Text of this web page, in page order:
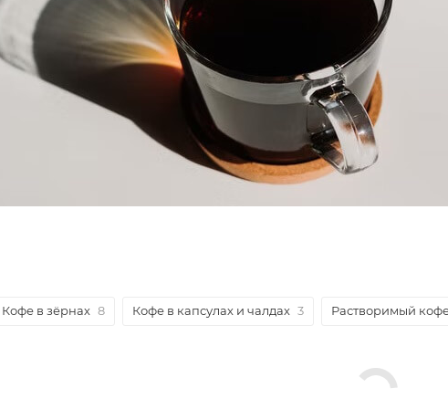
Кофе в зёрнах 8 Кофе в капсулах и чалдах 3 Растворимый